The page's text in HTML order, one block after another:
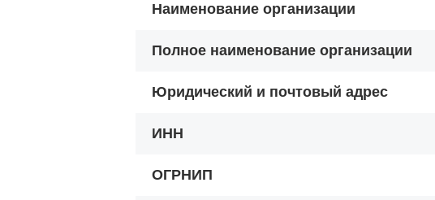
Наименование организации
Полное наименование организации
Юридический и почтовый адрес
ИНН
ОГРНИП